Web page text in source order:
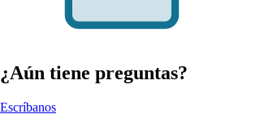
¿Aún tiene preguntas?
Escríbanos